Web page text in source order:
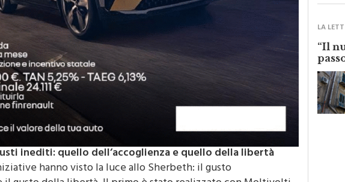
inediti: quello dell’accoglienza e quello della libertà
hanno visto la luce allo Sherbeth: il gusto
“Il